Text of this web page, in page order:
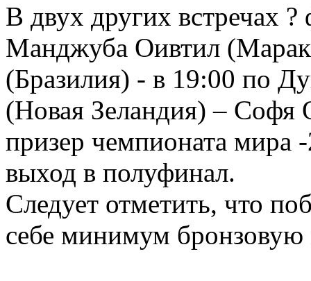
В двух других встречах
Манджуба Оивтил
(Бразилия) - в 19:00 по
(Новая Зеландия) – Софя
призер чемпионата мира
выход в полуфинал.
Следует отметить, что
себе минимум